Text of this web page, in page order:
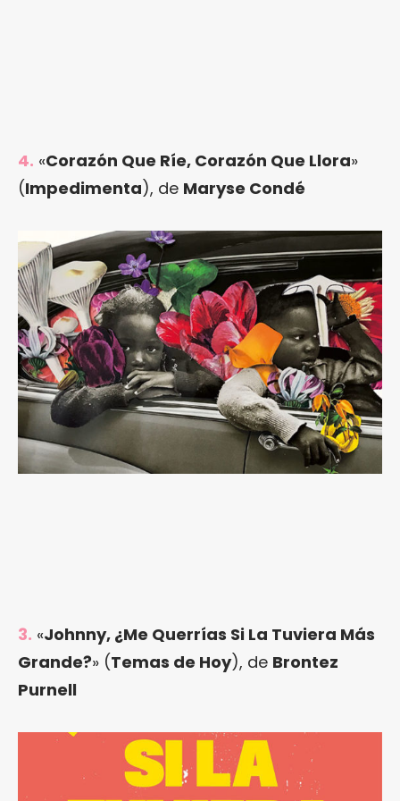
4. «Corazón Que Ríe, Corazón Que Llora»
(Impedimenta), de Maryse Condé
3. «Johnny, ¿Me Querrías Si La Tuviera Más
Grande?» (Temas de Hoy), de Brontez
Purnell